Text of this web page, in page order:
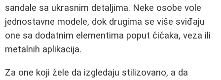
sandale sa ukrasnim detaljima. Neke osobe vole
jednostavne modele, dok drugima se više sviđaju
one sa dodatnim elementima poput čičaka, veza ili
metalnih aplikacija.
Za one koji žele da izgledaju stilizovano, a da